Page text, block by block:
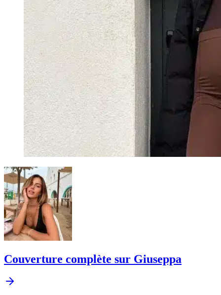
Couverture complète sur Giuseppa